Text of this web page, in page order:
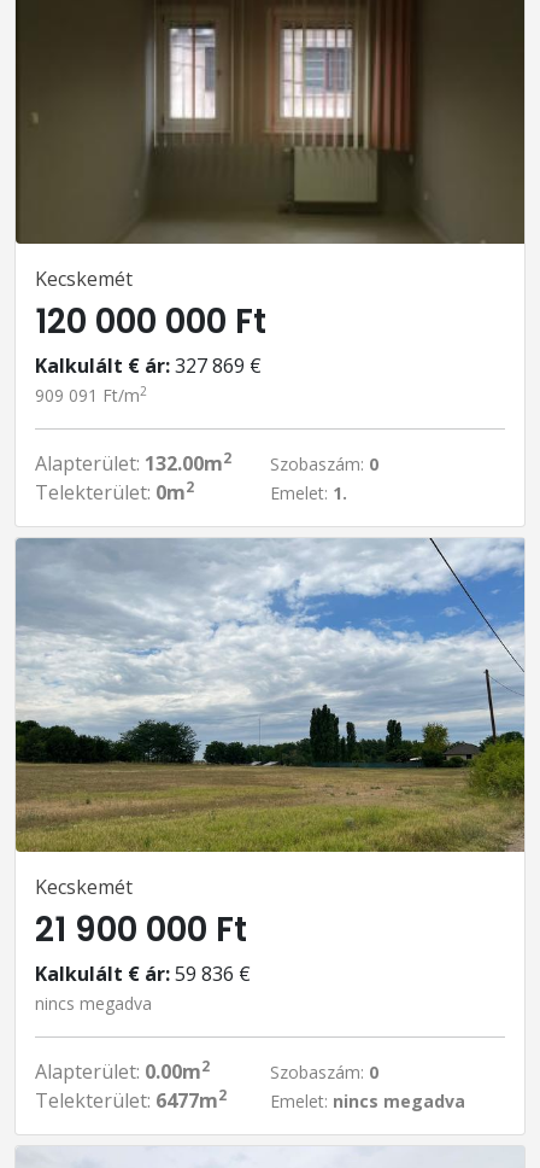
Kecskemét
120 000 000 Ft
Kalkulált € ár:327 869 €
909 091 Ft/m2
Alapterület: 132.00m2
Telekterület: 0m2
Szobaszám: 0
Emelet: 1.
Kecskemét
21 900 000 Ft
Kalkulált € ár:59 836 €
nincs megadva
Alapterület: 0.00m2
Telekterület: 6477m2
Szobaszám: 0
Emelet: nincs megadva